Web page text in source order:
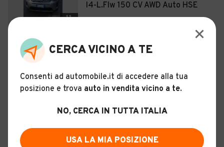
11
I4-L.Flw 150 CV AWD Auto HSE
Usato
Ibrido - Euro 6
Descrizione
Certificazioni e Garanzie
Storia del veicolo
CERCA VICINO A TE
Consenti ad automobile.it di accedere alla tua
posizione e trova auto in vendita vicino a te.
NO, CERCA IN TUTTA ITALIA
USA LA MIA POSIZIONE